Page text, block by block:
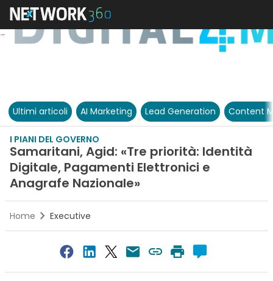
Ultimi articoli AI Marketing Lead Generation Content
I PIANI DEL GOVERNO
Samaritani, Agid: «Tre priorità: Identità
Digitale, Pagamenti Elettronici e
Anagrafe Nazionale»
Home Executive